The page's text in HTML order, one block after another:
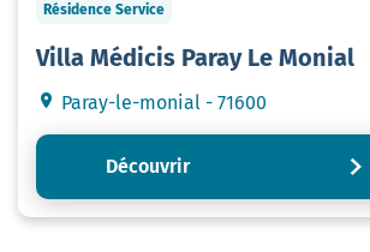
Résidence Service
Villa Médicis Paray Le Monial
Paray-le-monial - 71600
Découvrir